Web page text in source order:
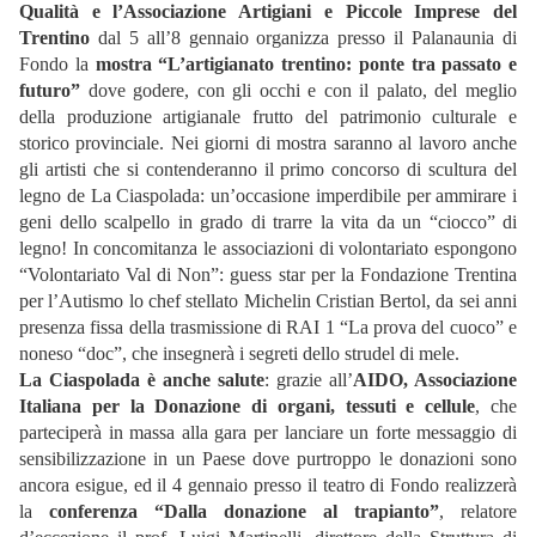
Qualità e l’Associazione Artigiani e Piccole Imprese del
Trentino dal 5 all’8 gennaio organizza presso il Palanaunia di
Fondo la mostra “L’artigianato trentino: ponte tra passato e
futuro” dove godere, con gli occhi e con il palato, del meglio
della produzione artigianale frutto del patrimonio culturale e
storico provinciale. Nei giorni di mostra saranno al lavoro anche
gli artisti che si contenderanno il primo concorso di scultura del
legno de La Ciaspolada: un’occasione imperdibile per ammirare i
geni dello scalpello in grado di trarre la vita da un “ciocco” di
legno! In concomitanza le associazioni di volontariato espongono
“Volontariato Val di Non”: guess star per la Fondazione Trentina
per l’Autismo lo chef stellato Michelin Cristian Bertol, da sei anni
presenza fissa della trasmissione di RAI 1 “La prova del cuoco” e
noneso “doc”, che insegnerà i segreti dello strudel di mele.
La Ciaspolada è anche salute: grazie all’AIDO, Associazione
Italiana per la Donazione di organi, tessuti e cellule, che
parteciperà in massa alla gara per lanciare un forte messaggio di
sensibilizzazione in un Paese dove purtroppo le donazioni sono
ancora esigue, ed il 4 gennaio presso il teatro di Fondo realizzerà
la conferenza “Dalla donazione al trapianto”, relatore